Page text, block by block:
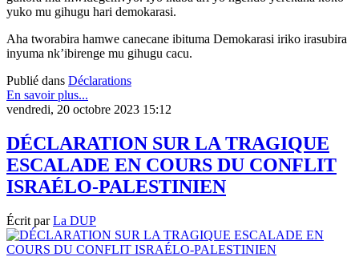
yuko mu gihugu hari demokarasi.
Aha tworabira hamwe canecane ibituma Demokarasi iriko irasubira
inyuma nk’ibirenge mu gihugu cacu.
Publié dans Déclarations
En savoir plus...
vendredi, 20 octobre 2023 15:12
DÉCLARATION SUR LA TRAGIQUE
ESCALADE EN COURS DU CONFLIT
ISRAÉLO-PALESTINIEN
Écrit parLa DUP